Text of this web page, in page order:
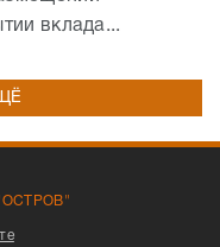
вклада...